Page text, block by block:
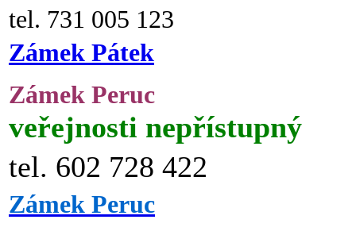
tel. 731 005 123
Zámek Pátek
Zámek Peruc
veřejnosti nepřístupný
tel. 602 728 422
Zámek Peruc